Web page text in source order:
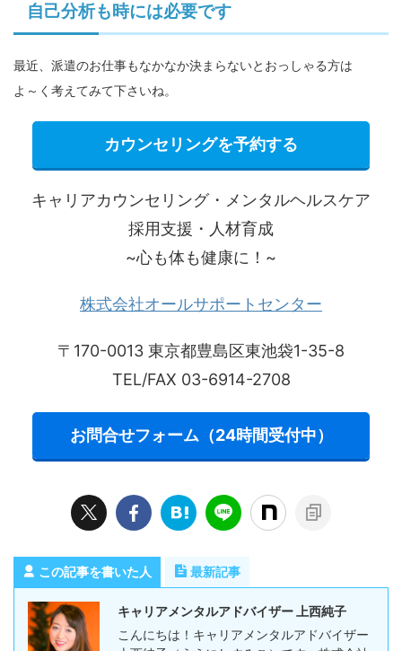
自己分析も時には必要です
最近、派遣のお仕事もなかなか決まらないとおっしゃる方は
よ～く考えてみて下さいね。
カウンセリングを予約する
キャリアカウンセリング・メンタルヘルスケア
採用支援・人材育成
~心も体も健康に！~
株式会社オールサポートセンター
〒170-0013 東京都豊島区東池袋1-35-8
TEL/FAX 03-6914-2708
お問合せフォーム（24時間受付中）
この記事を書いた人 最新記事
キャリアメンタルアドバイザー 上西純子
こんにちは！キャリアメンタルアドバイザー